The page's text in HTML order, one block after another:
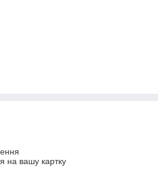
на вашу картку